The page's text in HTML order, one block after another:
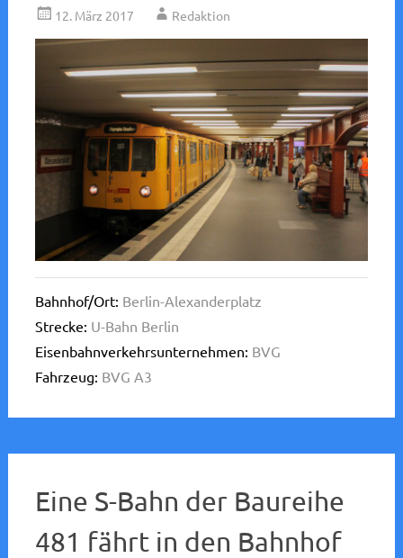
12. März 2017 Redaktion
Bahnhof/Ort: Berlin-Alexanderplatz
Strecke: U-Bahn Berlin
Eisenbahnverkehrsunternehmen: BVG
Fahrzeug: BVG A3
Eine S-Bahn der Baureihe
481 fährt in den Bahnhof